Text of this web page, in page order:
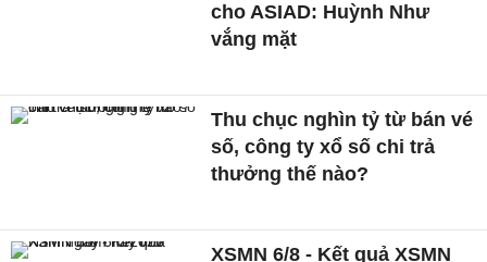
cho ASIAD: Huỳnh Như
vắng mặt
Thu chục nghìn tỷ từ bán vé
số, công ty xổ số chi trả
thưởng thế nào?
XSMN 6/8 - Kết quả XSMN